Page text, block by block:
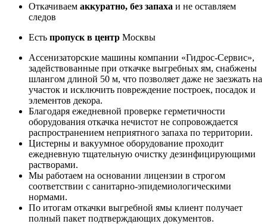
Откачиваем аккуратно, без запаха и не оставляем
следов
Есть пропуск в центр Москвы
Ассенизаторские машины компании «Гидрос-Сервис»,
задействованные при откачке выгребных ям, снабжены
шлангом длиной 50 м, что позволяет даже не заезжать на
участок и исключить повреждение построек, посадок и
элементов декора.
Благодаря ежедневной проверке герметичности
оборудования откачка нечистот не сопровождается
распространением неприятного запаха по территории.
Цистерны и вакуумное оборудование проходит
ежедневную тщательную очистку дезинфицирующими
растворами.
Мы работаем на основании лицензии в строгом
соответствии с санитарно-эпидемиологическими
нормами.
По итогам откачки выгребной ямы клиент получает
полный пакет подтверждающих документов.